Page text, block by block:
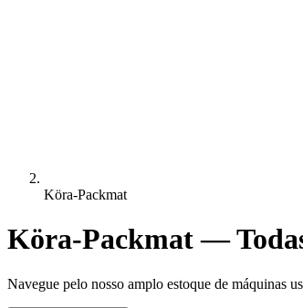
Köra-Packmat
Köra-Packmat —
Navegue pelo nosso amplo estoque de máquinas